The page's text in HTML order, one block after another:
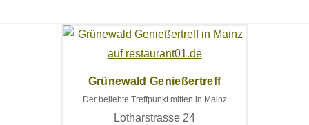
Grünewald Genießertreff
Der beliebte Treffpunkt mitten in Mainz
Lotharstrasse 24